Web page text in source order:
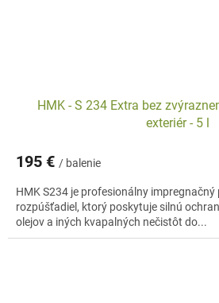
HMK - S 234 Extra bez
exteriér - 5 l
195 € / balenie
HMK S234 je profesionálny
rozpúšťadiel, ktorý poskytuje silnú
olejov a iných kvapalných nečistôt do...